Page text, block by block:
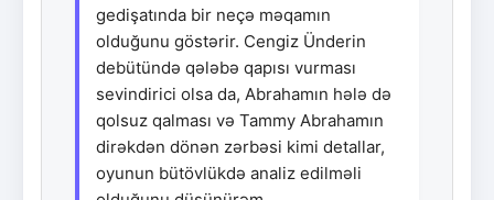
gedişatında bir neçə məqamın
olduğunu göstərir. Cengiz Ünderin
debütündə qələbə qapısı vurması
sevindirici olsa da, Abrahamın hələ də
qolsuz qalması və Tammy Abrahamın
dirəkdən dönən zərbəsi kimi detallar,
oyunun bütövlükdə analiz edilməli